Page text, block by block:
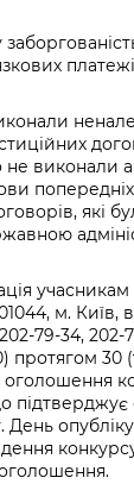
не виконали
попередніх
які
м. Київ,
79-34, 202-
протягом 30
оголошення
День